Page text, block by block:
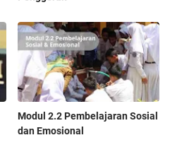
Modul 2.2 Pembelajaran Sosial
dan Emosional